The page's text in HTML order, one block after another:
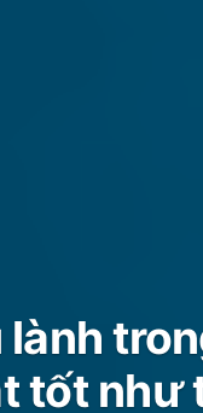
lành
tốt như